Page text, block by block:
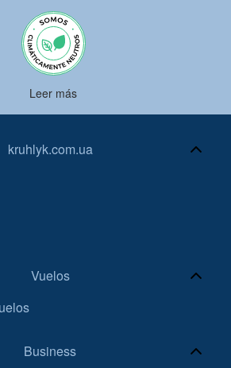
Leer más
kruhlyk.com.ua
Vuelos
Business